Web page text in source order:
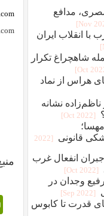
مدافع
با انقلاب ایران
شاهچراغ تکرار
هراس از نماد
ناظم‌زاده نشانه
[2022 Oct]
قانونی
[2022
انفعال غرب
[2022 Oct]
وجدان در
[2022 Sep]
قدرت تا کابوس